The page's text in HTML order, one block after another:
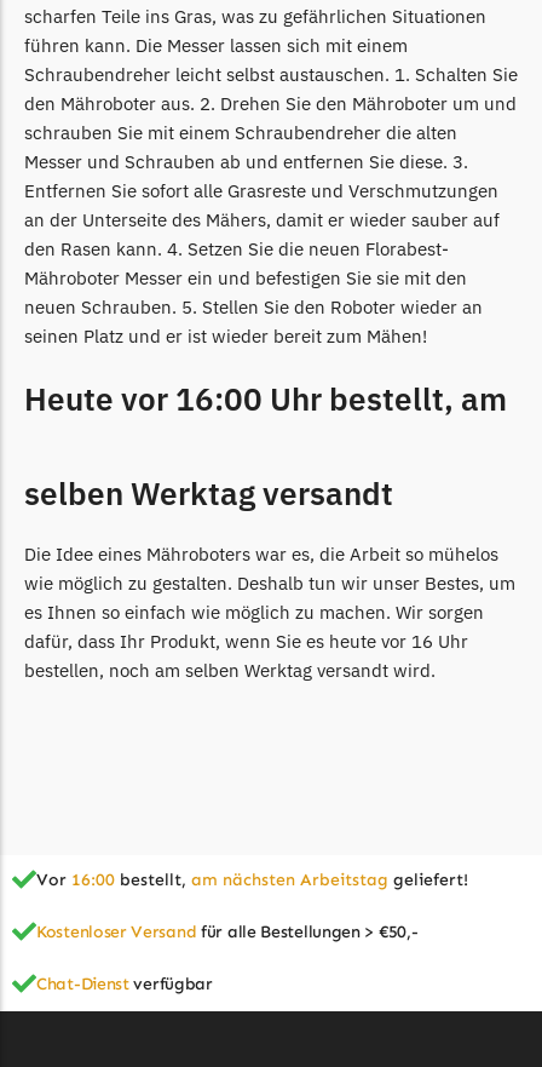
Powerworks
Powerworks Messer
Begrenzungsdraht
Robomow
Robomow Messer
Begrenzungsdraht
Scheppach
Scheppach Messer
Begrenzungsdraht
Segway
Sunseeker
TECH Line
TECH Line Messer
Begrenzungsdraht
Texas
Begrenzungsdraht
WOLF-Garten
Begrenzungsdraht
scharfen Teile ins Gras, was zu gefährlichen Situationen
führen kann. Die Messer lassen sich mit einem
Schraubendreher leicht selbst austauschen. 1. Schalten Sie
den Mähroboter aus. 2. Drehen Sie den Mähroboter um und
schrauben Sie mit einem Schraubendreher die alten
Messer und Schrauben ab und entfernen Sie diese. 3.
Entfernen Sie sofort alle Grasreste und Verschmutzungen
an der Unterseite des Mähers, damit er wieder sauber auf
den Rasen kann. 4. Setzen Sie die neuen Florabest-
Mähroboter Messer ein und befestigen Sie sie mit den
neuen Schrauben. 5. Stellen Sie den Roboter wieder an
seinen Platz und er ist wieder bereit zum Mähen!
Heute vor 16:00 Uhr bestellt, am
selben Werktag versandt
Die Idee eines Mähroboters war es, die Arbeit so mühelos
wie möglich zu gestalten. Deshalb tun wir unser Bestes, um
es Ihnen so einfach wie möglich zu machen. Wir sorgen
dafür, dass Ihr Produkt, wenn Sie es heute vor 16 Uhr
bestellen, noch am selben Werktag versandt wird.
Vor 16:00 bestellt, am nächsten Arbeitstag geliefert!
Kostenloser Versand für alle Bestellungen > €50,-
Chat-Dienstverfügbar